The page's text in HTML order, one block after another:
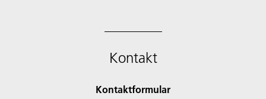
Kontakt
Kontaktformular